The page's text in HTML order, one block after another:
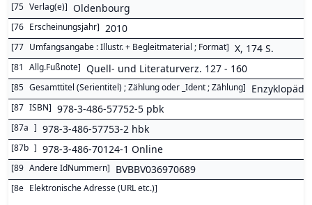
[75 Verlag(e)] Oldenbourg
[76 Erscheinungsjahr] 2010
[77 Umfangsangabe : Illustr. + Begleitmaterial ; Format] X, 174 S.
[81 Allg.Fußnote] Quell- und Literaturverz. 127 - 160
[85 Gesamttitel (Serientitel) ; Zählung oder _Ident ; Zählung]
[87 ISBN] 978-3-486-57752-5 pbk
[87a ] 978-3-486-57753-2 hbk
[87b ] 978-3-486-70124-1 Online
[89 Andere IdNummern] BVBBV036970689
[8e Elektronische Adresse (URL etc.)]